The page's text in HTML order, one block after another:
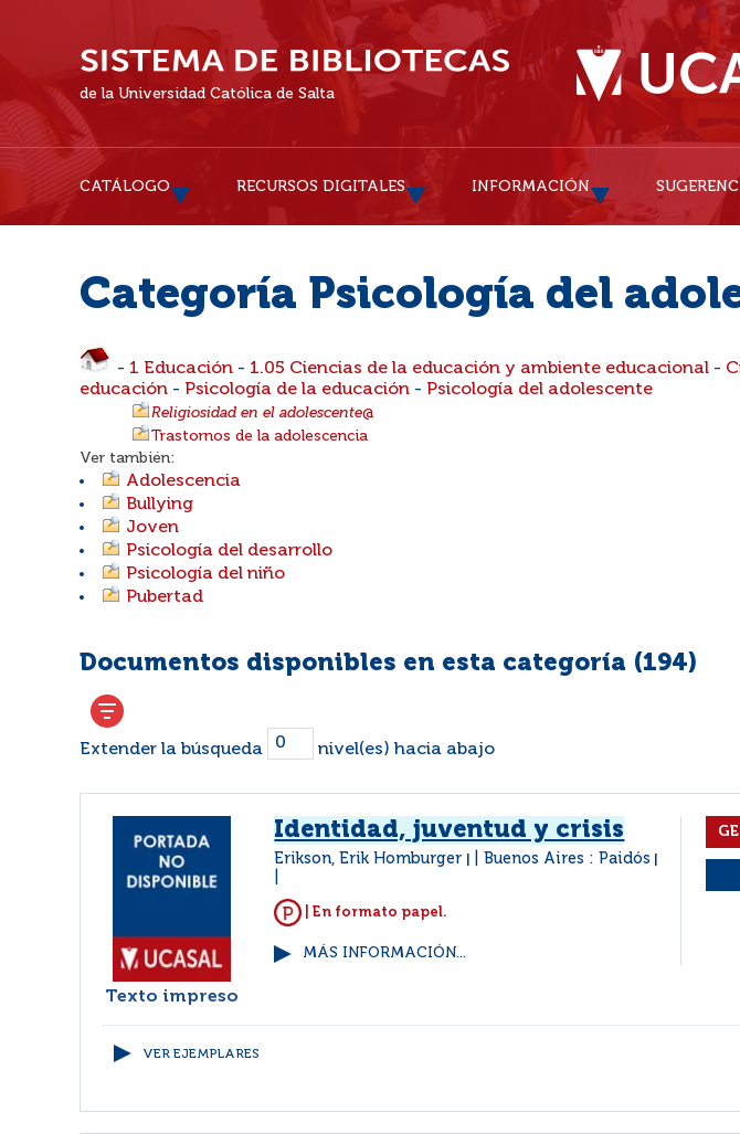
de la Universidad Católica de Salta
CATÁLOGO RECURSOS DIGITALES INFORMACIÓN
Categoría Psicología del
- 1 Educación - 1.05 Ciencias de la educación y ambiente educacional -
educación - Psicología de la educación - Psicología del adolescente
Religiosidad en el adolescente@
Trastornos de la adolescencia
Ver también:
Adolescencia
Bullying
Joven
Psicología del desarrollo
Psicología del niño
Pubertad
Documentos disponibles en esta categoría (194)
Extender la búsqueda nivel(es) hacia abajo
Texto impreso
Identidad, juventud y crisis
Erikson, Erik Homburger Buenos Aires : Paidós
| En formato papel.
MÁS INFORMACIÓN...
VER EJEMPLARES